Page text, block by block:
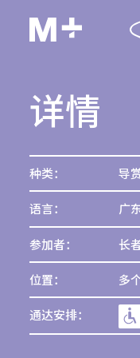
详情
种类： 导
语言： 广
参加者： 长
位置： 多
通达安排：